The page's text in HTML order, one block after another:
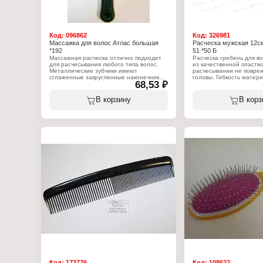
Код: 096862
Массажка для волос Атлас большая
*192
Массажная расческа отлично подходит
для расчесывания любого типа волос.
Металлические зубчики имеют
сглаженные закругленные наконечники
и исключают травмирование волос и
кожи головы. Благодаря особому
покрытию расческа обладает
антистатическим эффектом. Безопасен в
Бренд: Atlas PNP Co.
Назначение: для расчесывания волос
Форма щетки: овальная
Материал (состав): Пластик с
металлическми зубчиками
Количество предметов: 1шт
68,53 ₽
В корзину
Код: 326981
Расческа мужская
51 *50 Б
Расческа гребень для
из качественной пластмассы, при
расчесывании не
головы. Гибкость
гребень не ломким.
Характеристики:
Назначение: для
В